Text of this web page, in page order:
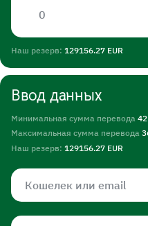
Наш резерв: 129156.27 EUR
Ввод данных
Минимальная сумма перевода
Максимальная сумма перевода
Наш резерв: 129156.27 EUR